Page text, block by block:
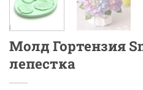
Молд Гортензия
лепестка